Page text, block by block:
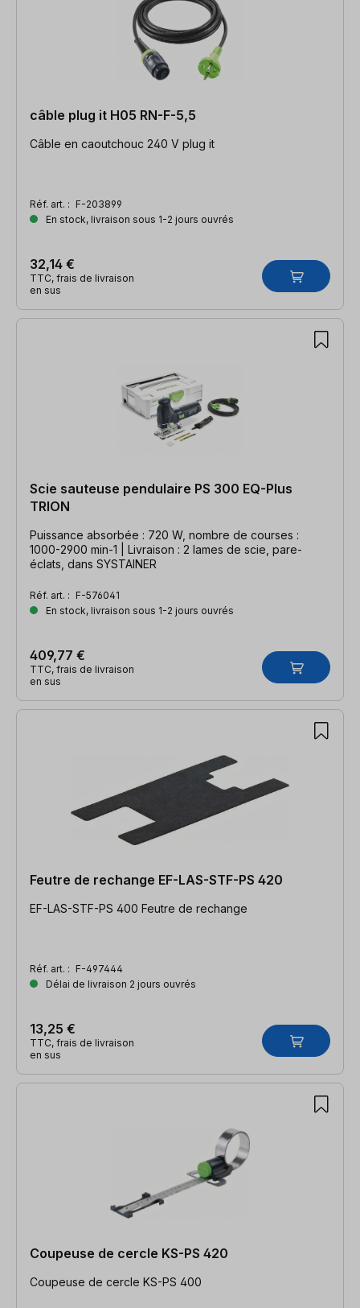
câble plug it H05 RN-F-5,5
Câble en caoutchouc 240 V plug it
Réf. art. : F-203899
En stock, livraison sous 1-2 jours ouvrés
32,14 €
TTC, frais de livraison
en sus
Scie sauteuse pendulaire PS 300 EQ-Plus
TRION
Puissance absorbée : 720 W, nombre de courses :
1000-2900 min-1 | Livraison : 2 lames de scie, pare-
éclats, dans SYSTAINER
Réf. art. : F-576041
En stock, livraison sous 1-2 jours ouvrés
409,77 €
TTC, frais de livraison
en sus
Feutre de rechange EF-LAS-STF-PS 420
EF-LAS-STF-PS 400 Feutre de rechange
Réf. art. : F-497444
Délai de livraison 2 jours ouvrés
13,25 €
TTC, frais de livraison
en sus
Coupeuse de cercle KS-PS 420
Coupeuse de cercle KS-PS 400